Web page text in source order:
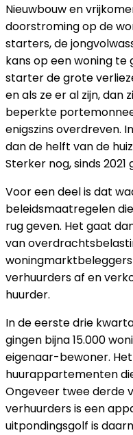
Nieuwbouw en
doorstroming op de
starters, de
kans op een woning te
starter de grote
en als ze er al zijn, dan
beperkte
enigszins overdreven.
dan de helft van de
Sterker nog, sinds
Voor een deel is dat
beleidsmaatregelen
rug geven. Het gaat
van
verhuurders af en
huurder.
In de eerste drie
gingen bijna 15.000
eigenaar-bewoner.
huurappartementen
Ongeveer twee derde
verhuurders is een
uitpondingsgolf is